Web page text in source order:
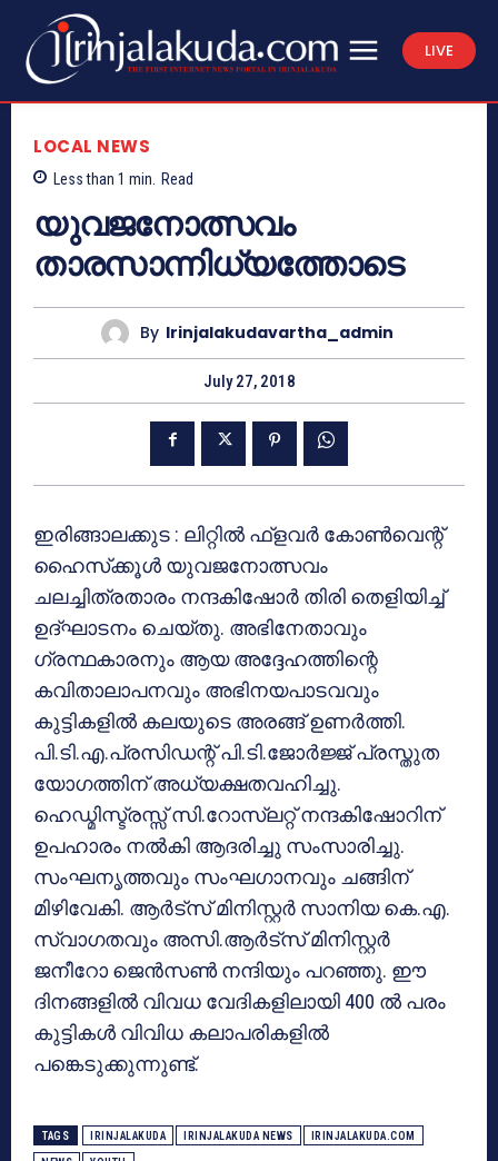
LIVE
LOCAL NEWS
Less than 1 min. Read
യുവജനോത്സവം
താരസാന്നിധ്യത്തോടെ
By Irinjalakudavartha_admin
July 27, 2018
ഇരിങ്ങാലക്കുട : ലിറ്റില്‍ ഫ്‌ളവര്‍ കോണ്‍വെന്റ്
ഹൈസ്‌ക്കൂള്‍ യുവജനോത്സവം
ചലച്ചിത്രതാരം നന്ദകിഷോര്‍ തിരി തെളിയിച്ച്
ഉദ്ഘാടനം ചെയ്തു. അഭിനേതാവും
ഗ്രന്ഥകാരനും ആയ അദ്ദേഹത്തിന്റെ
കവിതാലാപനവും അഭിനയപാടവവും
കുട്ടികളില്‍ കലയുടെ അരങ്ങ് ഉണര്‍ത്തി.
പി.ടി.എ.പ്രസിഡന്റ് പി.ടി.ജോര്‍ജ്ജ് പ്രസ്തുത
യോഗത്തിന് അധ്യക്ഷതവഹിച്ചു.
ഹെഡ്മിസ്ട്രസ്സ് സി.റോസ്‌ലറ്റ് നന്ദകിഷോറിന്
ഉപഹാരം നല്‍കി ആദരിച്ചു സംസാരിച്ചു.
സംഘനൃത്തവും സംഘഗാനവും ചങ്ങിന്
മിഴിവേകി. ആര്‍ട്‌സ് മിനിസ്റ്റര്‍ സാനിയ കെ.എ.
സ്വാഗതവും അസി.ആര്‍ട്‌സ് മിനിസ്റ്റര്‍
ജനീറോ ജെന്‍സണ്‍ നന്ദിയും പറഞ്ഞു. ഈ
ദിനങ്ങളില്‍ വിവധ വേദികളിലായി 400 ല്‍ പരം
കുട്ടികള്‍ വിവിധ കലാപരികളില്‍
പങ്കെടുക്കുന്നുണ്ട്.
TAGS IRINJALAKUDA IRINJALAKUDA NEWS IRINJALAKUDA.COM